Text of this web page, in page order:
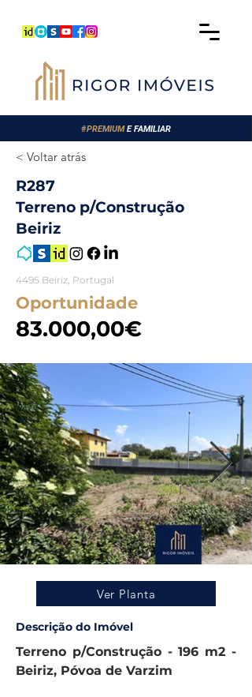
#PREMIUME FAMILIAR
< Voltar atrás
R287
Terreno p/Construção
Beiriz
4495 Beiriz, Portugal
Oportunidade
83.000,00€
Ver Planta
Descrição do Imóvel
Terreno p/Construção - 196 m2 -
Beiriz, Póvoa de Varzim